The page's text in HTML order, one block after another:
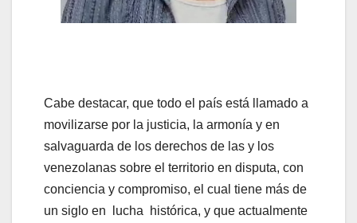
Cabe destacar, que todo el país está llamado a
movilizarse por la justicia, la armonía y en
salvaguarda de los derechos de las y los
venezolanas sobre el territorio en disputa, con
conciencia y compromiso, el cual tiene más de
un siglo en lucha histórica, y que actualmente